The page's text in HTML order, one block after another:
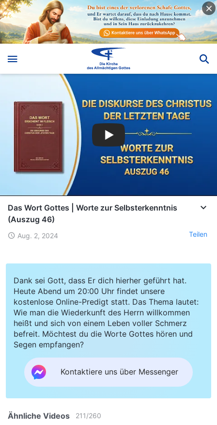
Das Wort Gottes | Worte zur Selbsterkenntnis
(Auszug 46)
Aug. 2, 2024 Teilen
Dank sei Gott, dass Er dich hierher geführt hat.
Heute Abend um 20:00 Uhr findet unsere
kostenlose Online-Predigt statt. Das Thema lautet:
Wie man die Wiederkunft des Herrn willkommen
heißt und sich von einem Leben voller Schmerz
befreit. Möchtest du die Worte Gottes hören und
Segen empfangen?
Kontaktiere uns über Messenger
Ähnliche Videos 211/260